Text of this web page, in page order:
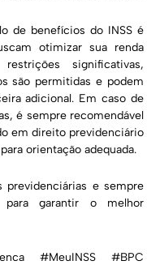
de benefícios do INSS é
otimizar sua renda
significativas,
são permitidas e podem
adicional. Em caso de
é sempre recomendável
em direito previdenciário
orientação adequada.
previdenciárias e sempre
para garantir o melhor
#MeuINSS #BPC